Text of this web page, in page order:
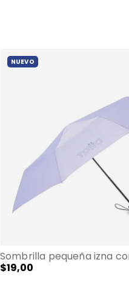
NUEVO
$19,00